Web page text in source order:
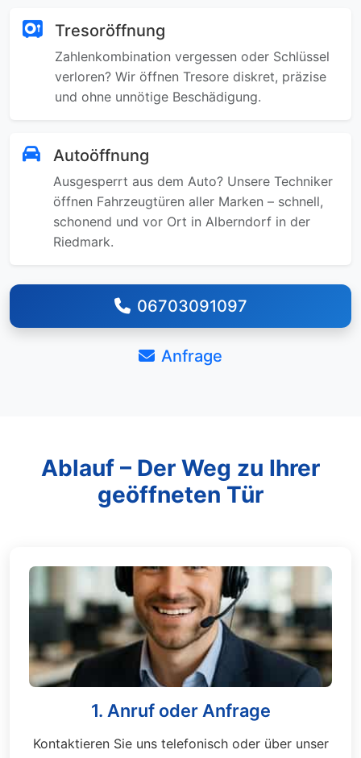
Tresoröffnung
Zahlenkombination vergessen oder Schlüssel
verloren? Wir öffnen Tresore diskret, präzise
und ohne unnötige Beschädigung.
Autoöffnung
Ausgesperrt aus dem Auto? Unsere Techniker
öffnen Fahrzeugtüren aller Marken – schnell,
schonend und vor Ort in Alberndorf in der
Riedmark.
06703091097
Anfrage
Ablauf – Der Weg zu Ihrer
geöffneten Tür
1. Anruf oder Anfrage
Kontaktieren Sie uns telefonisch oder über unser